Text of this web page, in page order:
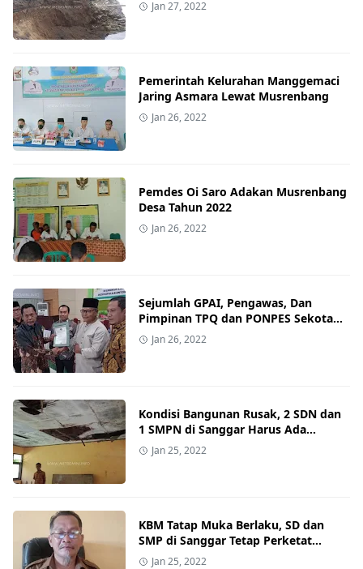
Jan 27, 2022
Pemerintah Kelurahan Manggemaci
Jaring Asmara Lewat Musrenbang
Jan 26, 2022
Pemdes Oi Saro Adakan Musrenbang
Desa Tahun 2022
Jan 26, 2022
Sejumlah GPAI, Pengawas, Dan
Pimpinan TPQ dan PONPES Sekota
Dan Kabupaten Ikut Pembinaan
Jan 26, 2022
Kondisi Bangunan Rusak, 2 SDN dan
1 SMPN di Sanggar Harus Ada
Penanganan Khusus dari Pemerintah
Jan 25, 2022
KBM Tatap Muka Berlaku, SD dan
SMP di Sanggar Tetap Perketat
Prokes
Jan 25, 2022